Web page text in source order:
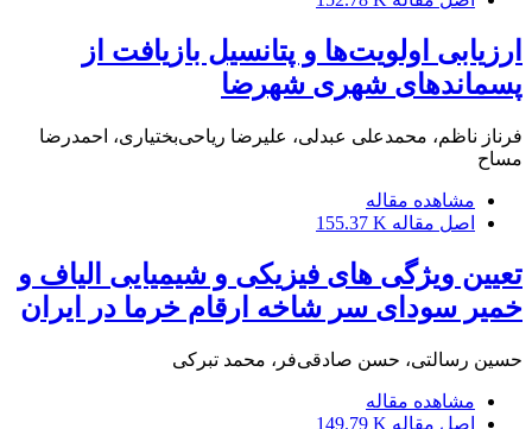
ارزیابی اولویت‌ها و پتانسیل بازیافت از
پسماندهای شهری شهرضا
فرناز ناظم، محمد‌علی عبدلی، علیرضا ریاحی‌بختیاری، احمدرضا
مساح
مشاهده مقاله
اصل مقاله 155.37 K
تعیین ویژگی های فیزیکی و شیمیایی الیاف و
خمیر سودای سر شاخه ارقام خرما در ایران
حسین رسالتی، حسن صادقی‌فر، محمد تبرکی
مشاهده مقاله
اصل مقاله 149.79 K